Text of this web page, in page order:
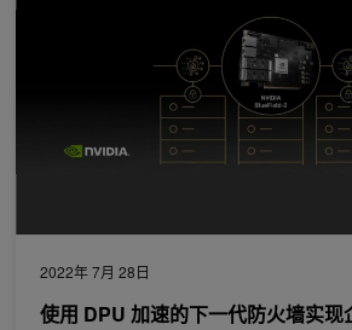
2022年 7月 28日
使用 DPU 加速的下一代防火墙实现